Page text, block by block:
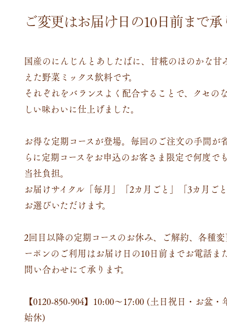
ご変更はお届け日の10日前まで
国産のにんじんとあしたばに、甘糀のほのかな甘
えた野菜ミックス飲料です。
それぞれをバランスよく配合することで、クセの
しい味わいに仕上げました。
お得な定期コースが登場。毎回のご注文の手間が
らに定期コースをお申込のお客さま限定で何度で
当社負担。
お届けサイクル「毎月」「2カ月ごと」「3カ月ご
お選びいただけます。
2回目以降の定期コースのお休み、ご解約、各種変
ーポンのご利用はお届け日の10日前までお電話ま
問い合わせにて承ります。
【0120-850-904】 10:00～17:00 (土日祝日・お盆・
始休)